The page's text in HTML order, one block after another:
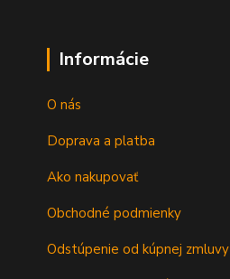
Informácie
O nás
Doprava a platba
Ako nakupovať
Obchodné podmienky
Odstúpenie od kúpnej zmluvy